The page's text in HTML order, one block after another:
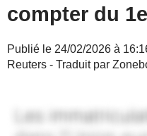
compter du
Publié le 24/02/2026 à
Reuters - Traduit par